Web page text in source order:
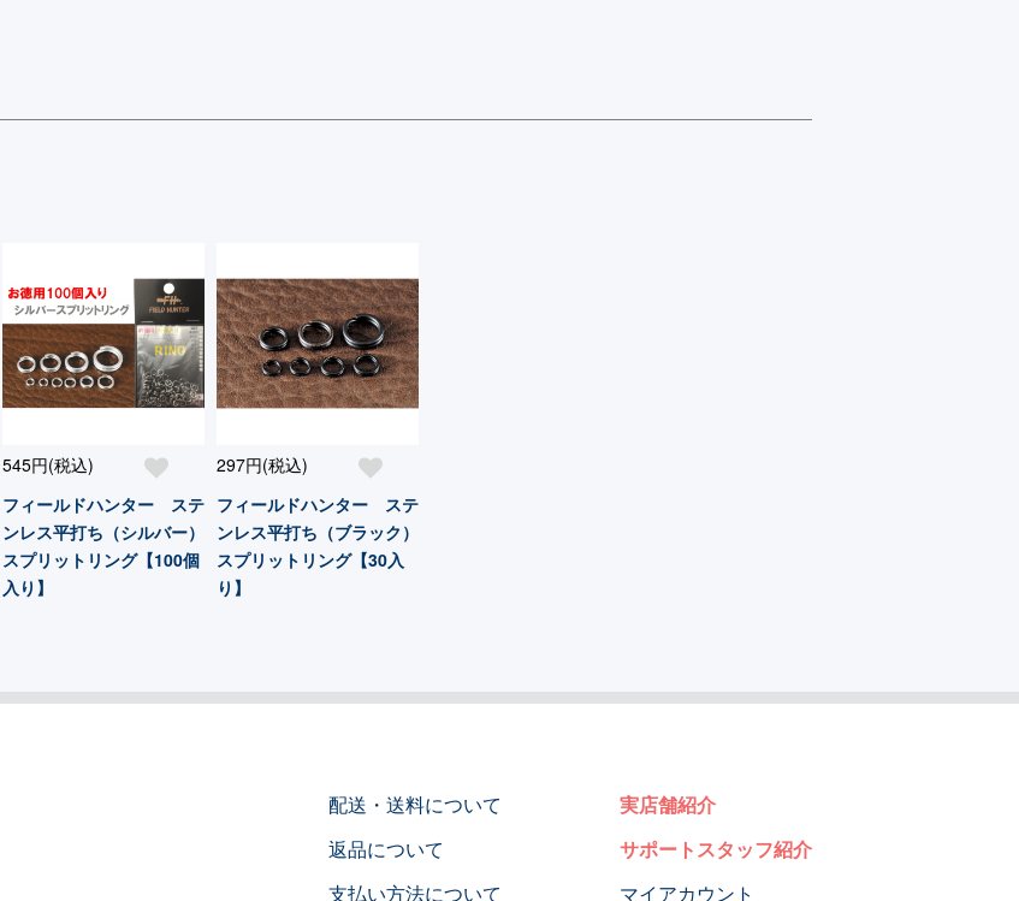
545円(税込)
フィールドハンター ステ
ンレス平打ち（シルバー）
スプリットリング【100個
入り】
297円(税込)
フィールドハンター ステ
ンレス平打ち（ブラック）
スプリットリング【30入
り】
配送・送料について
返品について
支払い方法について
実店舗紹介
サポートスタッフ紹介
マイアカウント